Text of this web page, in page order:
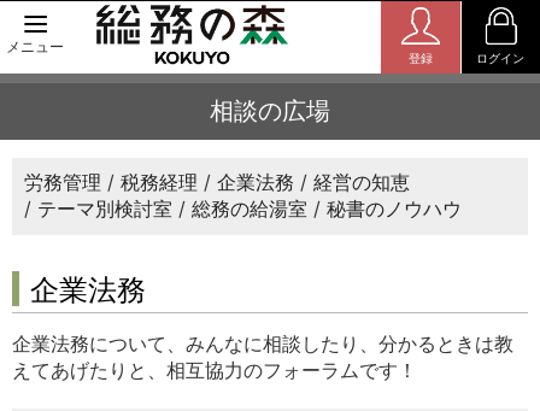
メニュー
登録 ログイン
相談の広場
労務管理 税務経理 企業法務
経営の知恵
テーマ別検討室
総務の給湯室 秘書のノウハウ
企業法務
企業法務について、みんなに相談したり、分かるときは教
えてあげたりと、相互協力のフォーラムです！